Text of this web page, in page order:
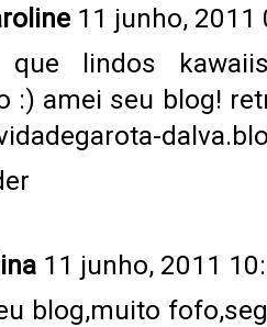
11 junho, 2011
lindos
:) amei seu blog!
11 junho, 2011
blog,muito